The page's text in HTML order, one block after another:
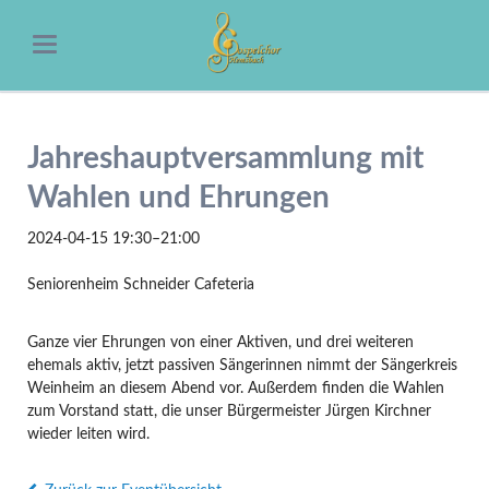
Jahreshauptversammlung mit
Wahlen und Ehrungen
2024-04-15 19:30–21:00
Seniorenheim Schneider Cafeteria
Ganze vier Ehrungen von einer Aktiven, und drei weiteren
ehemals aktiv, jetzt passiven Sängerinnen nimmt der Sängerkreis
Weinheim an diesem Abend vor. Außerdem finden die Wahlen
zum Vorstand statt, die unser Bürgermeister Jürgen Kirchner
wieder leiten wird.